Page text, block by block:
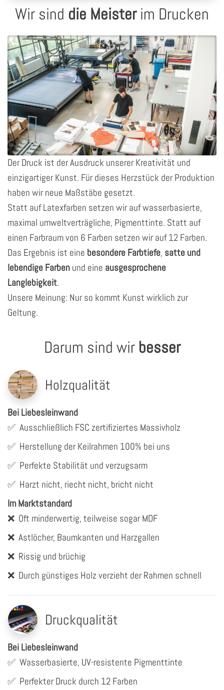
Wir sind die Meisterim Drucken
Der Druck ist der Ausdruck unserer Kreativität und
einzigartiger Kunst. Für dieses Herzstück der Produktion
haben wir neue Maßstäbe gesetzt.
Statt auf Latexfarben setzen wir auf wasserbasierte,
maximal umweltverträgliche, Pigmenttinte. Statt auf
einen Farbraum von 6 Farben setzen wir auf 12 Farben.
Das Ergebnis ist eine besondere Farbtiefe, satte und
lebendige Farben und eine ausgesprochene
Langlebigkeit.
Unsere Meinung: Nur so kommt Kunst wirklich zur
Geltung.
Darum sind wir besser
Holzqualität
Bei Liebesleinwand
✅ Ausschließlich FSC zertifiziertes Massivholz
✅ Herstellung der Keilrahmen 100% bei uns
✅ Perfekte Stabilität und verzugsarm
✅ Harzt nicht, riecht nicht, bricht nicht
Im Marktstandard
❌ Oft minderwertig, teilweise sogar MDF
❌ Astlöcher, Baumkanten und Harzgallen
❌ Rissig und brüchig
❌ Durch günstiges Holz verzieht der Rahmen schnell
Druckqualität
Bei Liebesleinwand
✅ Wasserbasierte, UV-resistente Pigmenttinte
✅ Perfekter Druck durch 12 Farben